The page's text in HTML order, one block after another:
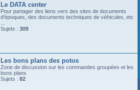
Le DATA center
Pour partager des liens vers des sites de documents
d'époques, des documents techniques de véhicules, etc
Sujets : 309
Les bons plans des potos
Zone de discussion sur les commandes groupées et les
bons plans
Sujets : 82